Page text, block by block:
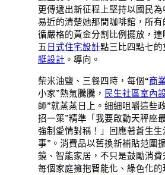
更傳遞出新征程上堅持以國民
易近的清楚她那間咖啡館，所
循嚴格的黃金分割比例擺放，
五 日式住宅設計點三比四點七
艇設計 。導向。
柴米油鹽、三餐四時，每個“商
小家”熱氣騰騰， 民生社區室內
師”就蒸蒸日上。細細咀嚼這些
招一策”精準「我要啟動天秤座
強制愛情對稱！」回應著蒼生生
事”。消費品以舊換新補貼范圍
鏡、智能家居，不只是鼓勵消
每個家庭擁抱智能化、綠色化